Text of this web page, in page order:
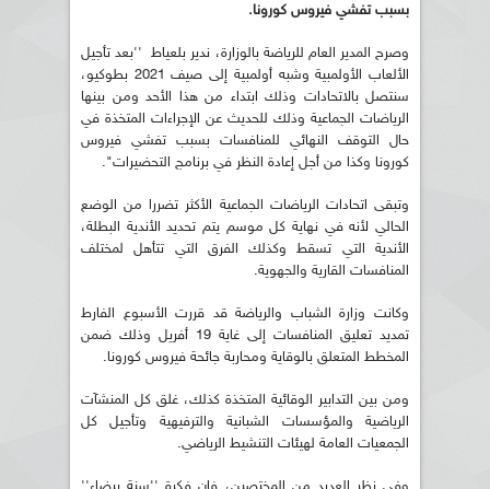
بسبب تفشي فيروس كورونا.
وصرح المدير العام للرياضة بالوزارة، ندير بلعياط ''بعد تأجيل
الألعاب الأولمبية وشبه أولمبية إلى صيف 2021 بطوكيو،
سنتصل بالاتحادات وذلك ابتداء من هذا الأحد ومن بينها
الرياضات الجماعية وذلك للحديث عن الإجراءات المتخذة في
حال التوقف النهائي للمنافسات بسبب تفشي فيروس
كورونا وكذا من أجل إعادة النظر في برنامج التحضيرات".
وتبقى اتحادات الرياضات الجماعية الأكثر تضررا من الوضع
الحالي لأنه في نهاية كل موسم يتم تحديد الأندية البطلة،
الأندية التي تسقط وكذلك الفرق التي تتأهل لمختلف
المنافسات القارية والجهوية.
وكانت وزارة الشباب والرياضة قد قررت الأسبوع الفارط
تمديد تعليق المنافسات إلى غاية 19 أفريل وذلك ضمن
المخطط المتعلق بالوقاية ومحاربة جائحة فيروس كورونا.
ومن بين التدابير الوقائية المتخذة كذلك، غلق كل المنشآت
الرياضية والمؤسسات الشبانية والترفيهية وتأجيل كل
الجمعيات العامة لهيئات التنشيط الرياضي.